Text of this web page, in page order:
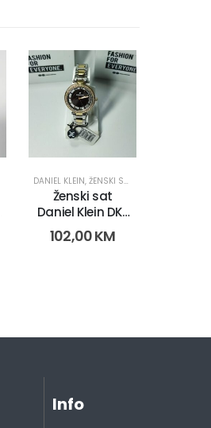
DANIEL KLEIN,ŽENSKI SATOVI
Ženski sat
Daniel Klein DK-
102-2 (11475-2r)
102,00KM
Info